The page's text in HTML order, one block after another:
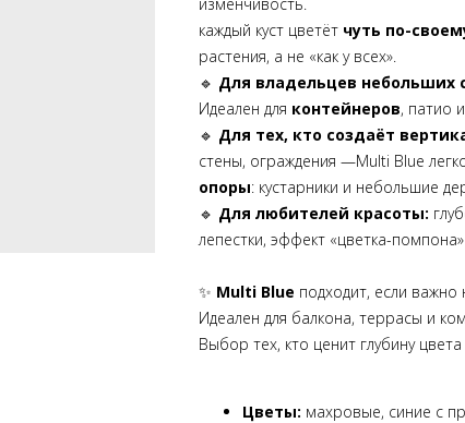
каждый куст цветёт чуть по-
растения, а не «как у всех».
🔹 Для владельцев небольших
Идеален для контейнеров, патио
🔹 Для тех, кто создаёт
стены, ограждения —Multi Blue
опоры: кустарники и небольшие
🔹 Для любителей красоты:
лепестки, эффект «цветка-
✨ Multi Blue подходит, если
Идеален для балкона, террасы и
Выбор тех, кто ценит глубину
Цветы: махровые, синие с